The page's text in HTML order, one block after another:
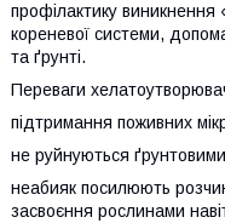
профілактику
кореневої системи,
та ґрунті.
Переваги
підтримання поживних
не руйнуються
неабияк посилюють
засвоєння рослинами